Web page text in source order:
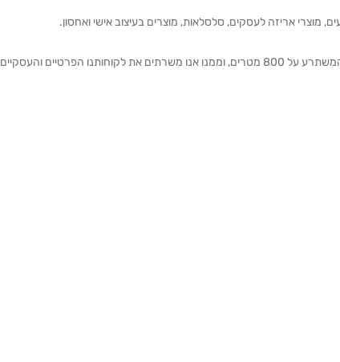
מוצרי אריזה לעסקים, סלסלאות, מוצרים בעיצוב אישי ואחסון.
אנחנו מזמינים אותכם להתרשם מאולם התצוגה הגדול והמרשים ביותר בצפון המשתרע על 800 מטרים, וממנו אנו משרתים את לקוחותנו הפרטיים והעסקיים